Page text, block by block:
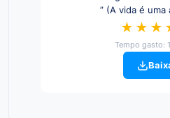
” (A vida é uma
Tempo gasto: